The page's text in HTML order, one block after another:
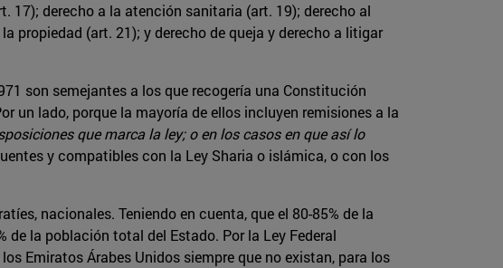
17); derecho a la atención sanitaria (art. 19); derecho al
propiedad (art. 21); y derecho de queja y derecho a litigar
son semejantes a los que recogería una Constitución
un lado, porque la mayoría de ellos incluyen remisiones a la
que marca la ley; o en los casos en que así lo
y compatibles con la Ley Sharia o islámica, o con los
nacionales. Teniendo en cuenta, que el 80-85% de la
la población total del Estado. Por la Ley Federal
Emiratos Árabes Unidos siempre que no existan, para los